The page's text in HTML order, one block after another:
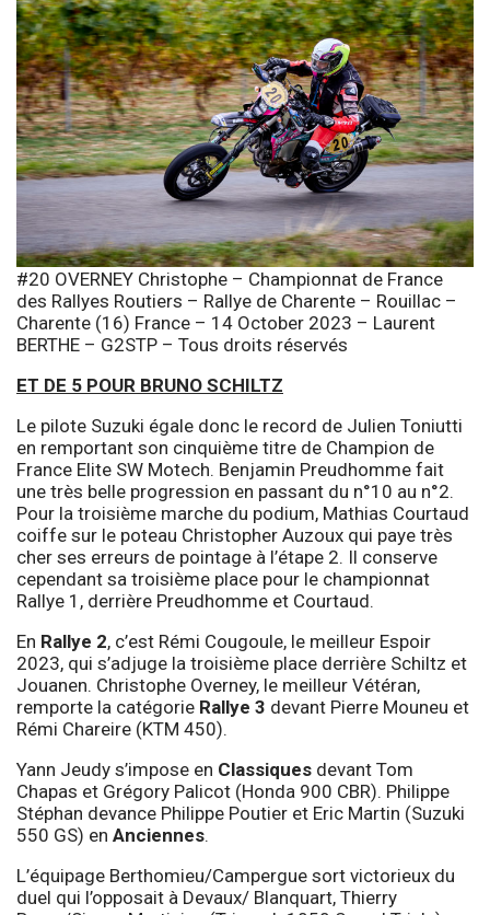
#20 OVERNEY Christophe – Championnat de France
des Rallyes Routiers – Rallye de Charente – Rouillac –
Charente (16) France – 14 October 2023 – Laurent
BERTHE – G2STP – Tous droits réservés
ET DE 5 POUR BRUNO SCHILTZ
Le pilote Suzuki égale donc le record de Julien Toniutti
en remportant son cinquième titre de Champion de
France Elite SW Motech. Benjamin Preudhomme fait
une très belle progression en passant du n°10 au n°2.
Pour la troisième marche du podium, Mathias Courtaud
coiffe sur le poteau Christopher Auzoux qui paye très
cher ses erreurs de pointage à l’étape 2. Il conserve
cependant sa troisième place pour le championnat
Rallye 1, derrière Preudhomme et Courtaud.
En Rallye 2, c’est Rémi Cougoule, le meilleur Espoir
2023, qui s’adjuge la troisième place derrière Schiltz et
Jouanen. Christophe Overney, le meilleur Vétéran,
remporte la catégorie Rallye 3 devant Pierre Mouneu et
Rémi Chareire (KTM 450).
Yann Jeudy s’impose en Classiques devant Tom
Chapas et Grégory Palicot (Honda 900 CBR). Philippe
Stéphan devance Philippe Poutier et Eric Martin (Suzuki
550 GS) en Anciennes.
L’équipage Berthomieu/Campergue sort victorieux du
duel qui l’opposait à Devaux/ Blanquart, Thierry